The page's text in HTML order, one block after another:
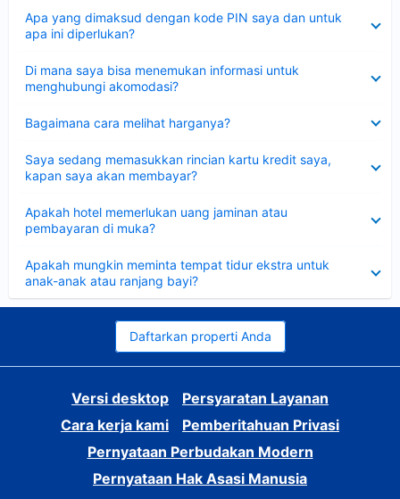
Apa yang dimaksud dengan kode PIN saya dan untuk
apa ini diperlukan?
Di mana saya bisa menemukan informasi untuk
menghubungi akomodasi?
Bagaimana cara melihat harganya?
Saya sedang memasukkan rincian kartu kredit saya,
kapan saya akan membayar?
Apakah hotel memerlukan uang jaminan atau
pembayaran di muka?
Apakah mungkin meminta tempat tidur ekstra untuk
anak-anak atau ranjang bayi?
Daftarkan properti Anda
Versi desktop
Persyaratan Layanan
Cara kerja kami
Pemberitahuan Privasi
Pernyataan Perbudakan Modern
Pernyataan Hak Asasi Manusia